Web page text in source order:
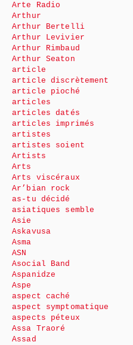
Arte Radio
Arthur
Arthur Bertelli
Arthur Levivier
Arthur Rimbaud
Arthur Seaton
article
article discrètement
article pioché
articles
articles datés
articles imprimés
artistes
artistes soient
Artists
Arts
Arts viscéraux
Ar’bian rock
as-tu décidé
asiatiques semble
Asie
Askavusa
Asma
ASN
Asocial Band
Aspanidze
Aspe
aspect caché
aspect symptomatique
aspects péteux
Assa Traoré
Assad